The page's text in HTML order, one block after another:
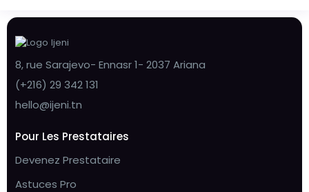
8, rue Sarajevo- Ennasr 1- 2037 Ariana
(+216) 29 342 131
hello@ijeni.tn
Pour Les Prestataires
Devenez Prestataire
Astuces Pro